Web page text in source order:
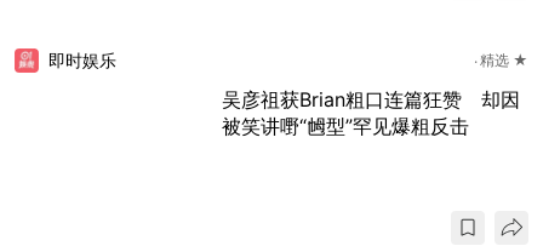
即时娱乐 精选 ★
吴彦祖获Brian粗口连篇狂赞 却因
被笑讲嘢“乸型”罕见爆粗反击